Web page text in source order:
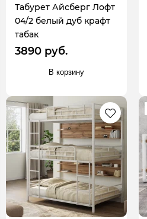
Табурет Айсберг Лофт
04/2 белый дуб крафт
табак
3890 руб.
В корзину